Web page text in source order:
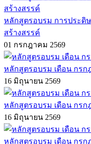
หลักสูตรอบรม การประดิ
สร้างสรรค์
01 กรกฎาคม 2569
หลักสูตรอบรม เดือน กรก
16 มิถุนายน 2569
หลักสูตรอบรม เดือน กรก
16 มิถุนายน 2569
หลักสูตรอบรม เดือน กรก